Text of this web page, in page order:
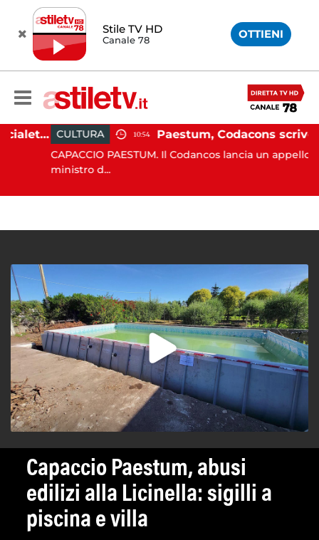
Stile TV HD
Canale 78 OTTIENI
Martina Carbonaro, braccialetto elettronico per i genitori della 14enne uccisa dall'ex CULTURA 10:54
CAPACCIO PAESTUM. Il Codancos lancia un appello al
ministro d...
Capaccio Paestum, abusi
edilizi alla Licinella: sigilli a
piscina e villa